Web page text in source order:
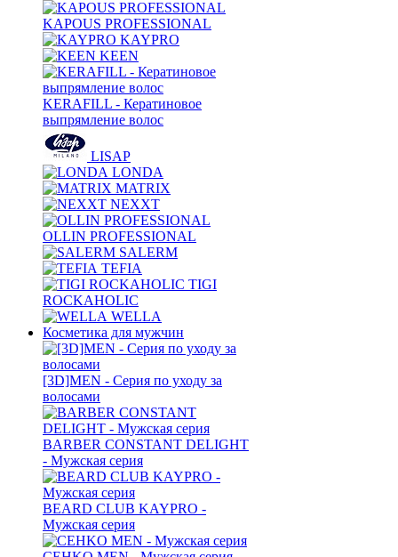
KAPOUS PROFESSIONAL
KAYPRO
KEEN
KERAFILL - Кератиновое
выпрямление волос
LISAP
LONDA
MATRIX
NEXXT
OLLIN PROFESSIONAL
SALERM
TEFIA
TIGI
ROCKAHOLIC
WELLA
Косметика для мужчин
[3D]MEN - Серия по уходу за
волосами
BARBER CONSTANT DELIGHT
- Мужская серия
BEARD CLUB KAYPRO -
Мужская серия